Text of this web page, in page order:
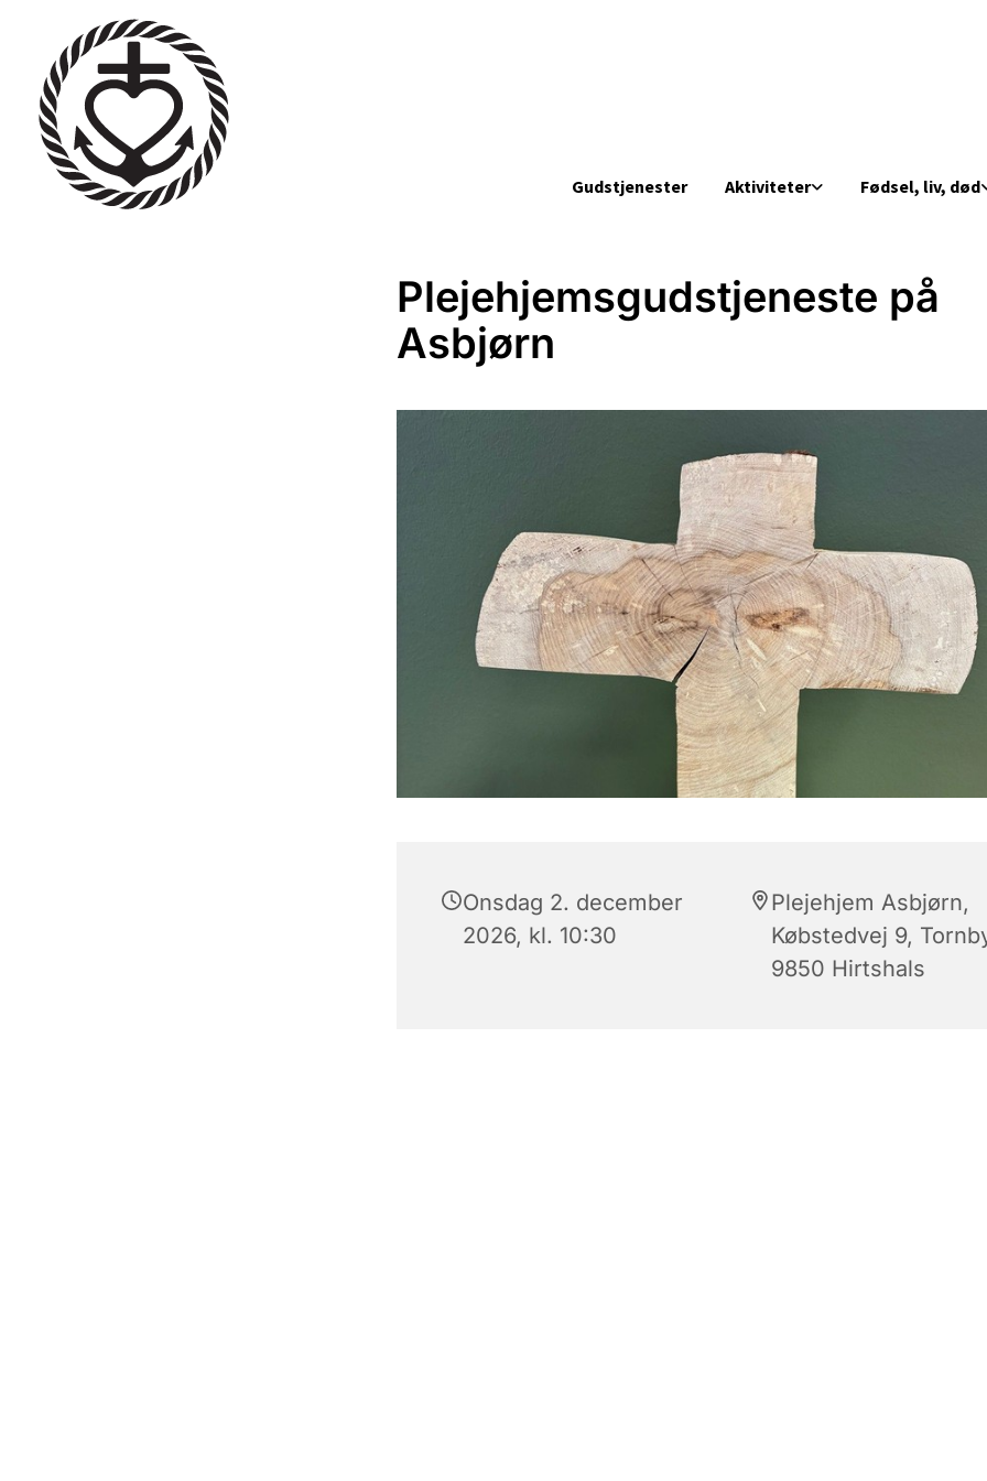
Gudstjenester Aktiviteter Fødsel, liv, død
Plejehjemsgudstjeneste på
Asbjørn
Onsdag 2. december
2026, kl. 10:30
Plejehjem Asbjørn,
Købstedvej 9,
9850 Hirtshals